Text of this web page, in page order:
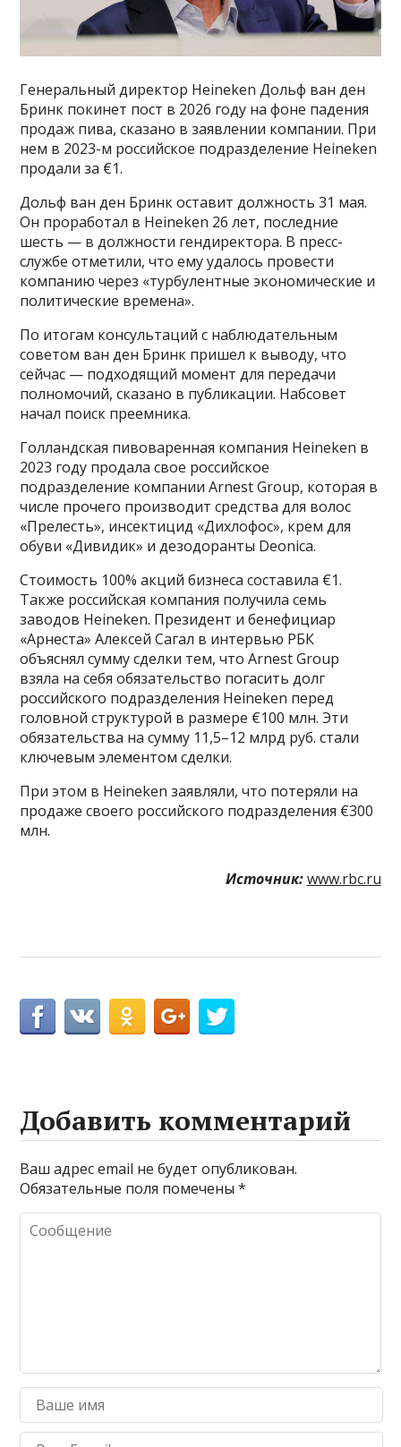
Генеральный директор Heineken Дольф ван ден
Бринк покинет пост в 2026 году на фоне падения
продаж пива, сказано в заявлении компании. При
нем в 2023-м российское подразделение Heineken
продали за €1.
Дольф ван ден Бринк оставит должность 31 мая.
Он проработал в Heineken 26 лет, последние
шесть — в должности гендиректора. В пресс-
службе отметили, что ему удалось провести
компанию через «турбулентные экономические и
политические времена».
По итогам консультаций с наблюдательным
советом ван ден Бринк пришел к выводу, что
сейчас — подходящий момент для передачи
полномочий, сказано в публикации. Набсовет
начал поиск преемника.
Голландская пивоваренная компания Heineken в
2023 году продала свое российское
подразделение компании Arnest Group, которая в
числе прочего производит средства для волос
«Прелесть», инсектицид «Дихлофос», крем для
обуви «Дивидик» и дезодоранты Deonica.
Стоимость 100% акций бизнеса составила €1.
Также российская компания получила семь
заводов Heineken. Президент и бенефициар
«Арнеста» Алексей Сагал в интервью РБК
объяснял сумму сделки тем, что Arnest Group
взяла на себя обязательство погасить долг
российского подразделения Heineken перед
головной структурой в размере €100 млн. Эти
обязательства на сумму 11,5–12 млрд руб. стали
ключевым элементом сделки.
При этом в Heineken заявляли, что потеряли на
продаже своего российского подразделения €300
млн.
Источник: www.rbc.ru
Добавить комментарий
Ваш адрес email не будет опубликован.
Обязательные поля помечены*